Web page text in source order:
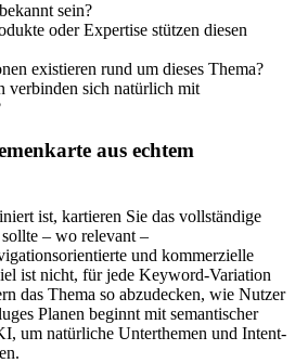
sein?
oder Expertise stützen diesen
existieren rund um dieses Thema?
verbinden sich natürlich mit
aus echtem
ist, kartieren Sie das vollständige
– wo relevant –
und kommerzielle
ist nicht, für jede Keyword-Variation
das Thema so abzudecken, wie Nutzer
Planen beginnt mit semantischer
um natürliche Unterthemen und Intent-